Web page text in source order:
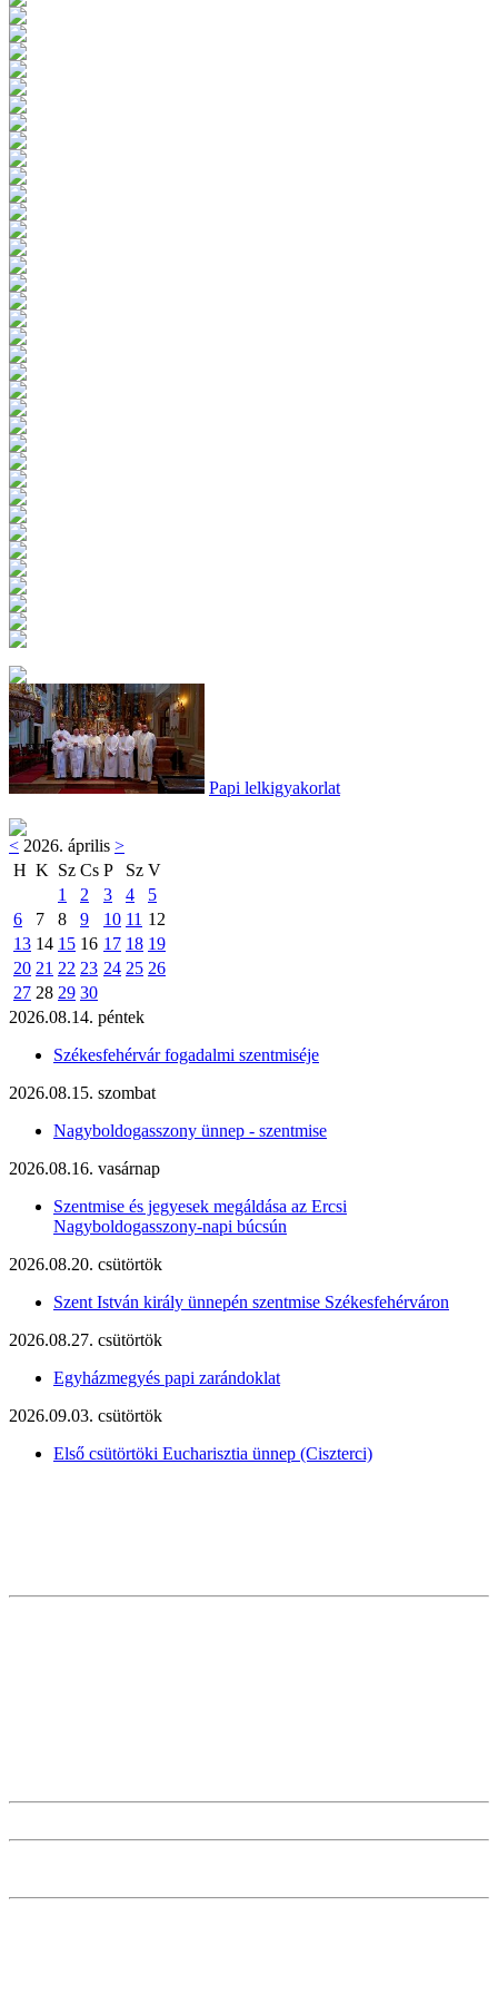
Papi lelkigyakorlat
< 2026. április >
H K Sz Cs P Sz V
1
2 3 4
5
6
7 8 9 10 11 12
13 14 15 16 17 18 19
20 21 22 23 24 25 26
27 28 29 30
2026.08.14. péntek
Székesfehérvár fogadalmi szentmiséje
2026.08.15. szombat
Nagyboldogasszony ünnep - szentmise
2026.08.16. vasárnap
Szentmise és jegyesek megáldása az Ercsi
Nagyboldogasszony-napi búcsún
2026.08.20. csütörtök
Szent István király ünnepén szentmise Székesfehérváron
2026.08.27. csütörtök
Egyházmegyés papi zarándoklat
2026.09.03. csütörtök
Első csütörtöki Eucharisztia ünnep (Ciszterci)